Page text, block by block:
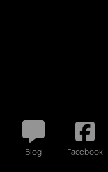
Blog Facebook